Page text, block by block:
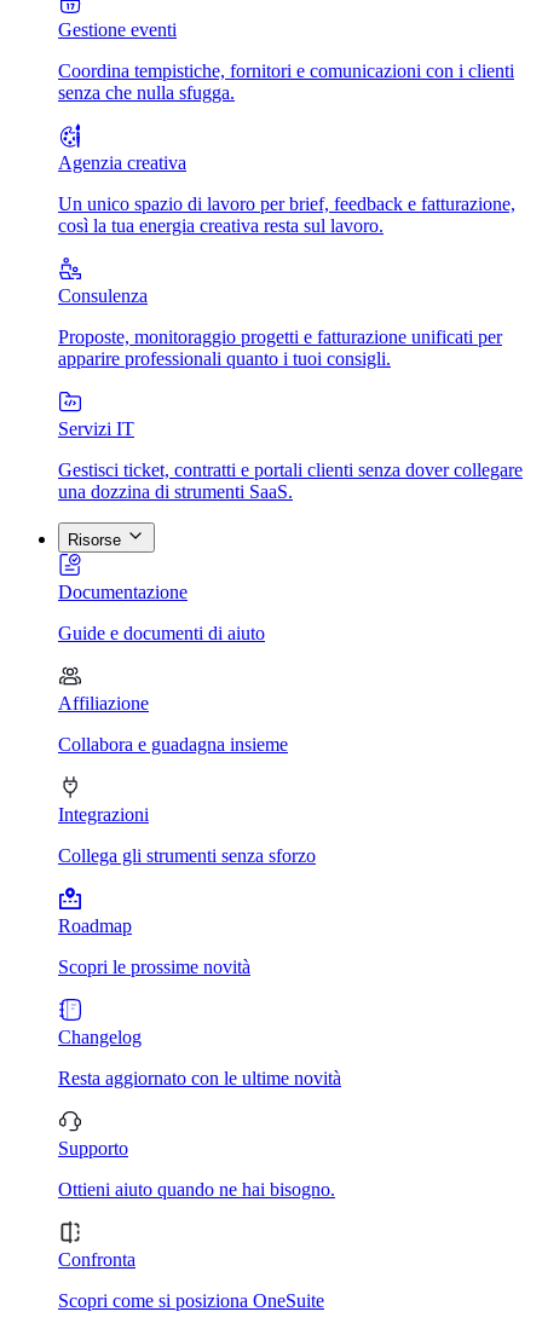
Gestione eventi
Coordina tempistiche, fornitori e comunicazioni con i clienti
senza che nulla sfugga.
Agenzia creativa
Un unico spazio di lavoro per brief, feedback e fatturazione,
così la tua energia creativa resta sul lavoro.
Consulenza
Proposte, monitoraggio progetti e fatturazione unificati per
apparire professionali quanto i tuoi consigli.
Servizi IT
Gestisci ticket, contratti e portali clienti senza dover collegare
una dozzina di strumenti SaaS.
Risorse
Documentazione
Guide e documenti di aiuto
Affiliazione
Collabora e guadagna insieme
Integrazioni
Collega gli strumenti senza sforzo
Roadmap
Scopri le prossime novità
Changelog
Resta aggiornato con le ultime novità
Supporto
Ottieni aiuto quando ne hai bisogno.
Confronta
Scopri come si posiziona OneSuite